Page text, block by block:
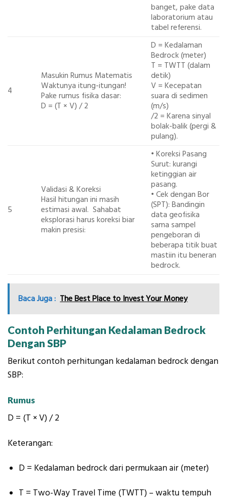
banget, pake data
laboratorium atau
tabel referensi.
4
Masukin Rumus Matematis
Waktunya itung-itungan!
Pake rumus fisika dasar:
D = (T × V) / 2
D = Kedalaman
Bedrock (meter)
T = TWTT (dalam
detik)
V= Kecepatan
suara di sedimen
(m/s)
/2 = Karena sinyal
bolak-balik (pergi &
pulang).
5
Validasi & Koreksi
Hasil hitungan ini masih
estimasi awal. Sahabat
eksplorasi harus koreksi biar
makin presisi:
• Koreksi Pasang
Surut: kurangi
ketinggian air
pasang.
• Cek dengan Bor
(SPT): Bandingin
data geofisika
sama sampel
pengeboran di
beberapa titik buat
mastiin itu beneran
bedrock.
Baca Juga : The Best Place to Invest Your Money
Contoh Perhitungan Kedalaman Bedrock
Dengan SBP
Berikut contoh perhitungan kedalaman bedrock dengan
SBP:
Rumus
D = (T × V) / 2
Keterangan:
D = Kedalaman bedrock dari permukaan air (meter)
T = Two-Way Travel Time (TWTT) – waktu tempuh